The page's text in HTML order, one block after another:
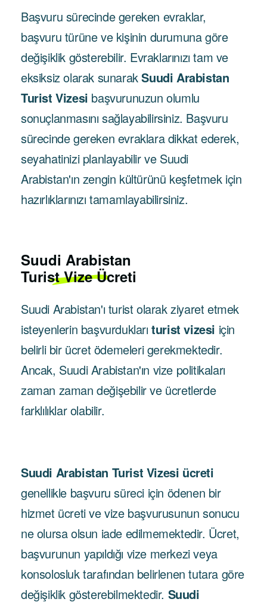
Başvuru sürecinde gereken evraklar,
başvuru türüne ve kişinin durumuna göre
değişiklik gösterebilir. Evraklarınızı tam ve
eksiksiz olarak sunarakSuudi Arabistan
Turist Vizesi başvurunuzun olumlu
sonuçlanmasını sağlayabilirsiniz. Başvuru
sürecinde gereken evraklara dikkat ederek,
seyahatinizi planlayabilir ve Suudi
Arabistan'ın zengin kültürünü keşfetmek için
hazırlıklarınızı tamamlayabilirsiniz.
Suudi Arabistan
Turist Vize Ücreti
Suudi Arabistan'ı turist olarak ziyaret etmek
isteyenlerin başvurduklarıturist vizesi için
belirli bir ücret ödemeleri gerekmektedir.
Ancak, Suudi Arabistan'ın vize politikaları
zaman zaman değişebilir ve ücretlerde
farklılıklar olabilir.
Suudi Arabistan Turist Vizesi ücreti
genellikle başvuru süreci için ödenen bir
hizmet ücreti ve vize başvurusunun sonucu
ne olursa olsun iade edilmemektedir. Ücret,
başvurunun yapıldığı vize merkezi veya
konsolosluk tarafından belirlenen tutara göre
değişiklik gösterebilmektedir. Suudi